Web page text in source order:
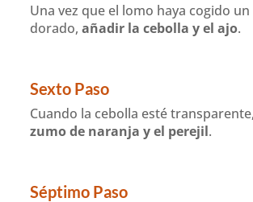
Una vez que el lomo haya cogido
dorado, añadir la cebolla y el ajo.
Sexto Paso
Cuando la cebolla esté
zumo de naranja y el perejil.
Séptimo Paso